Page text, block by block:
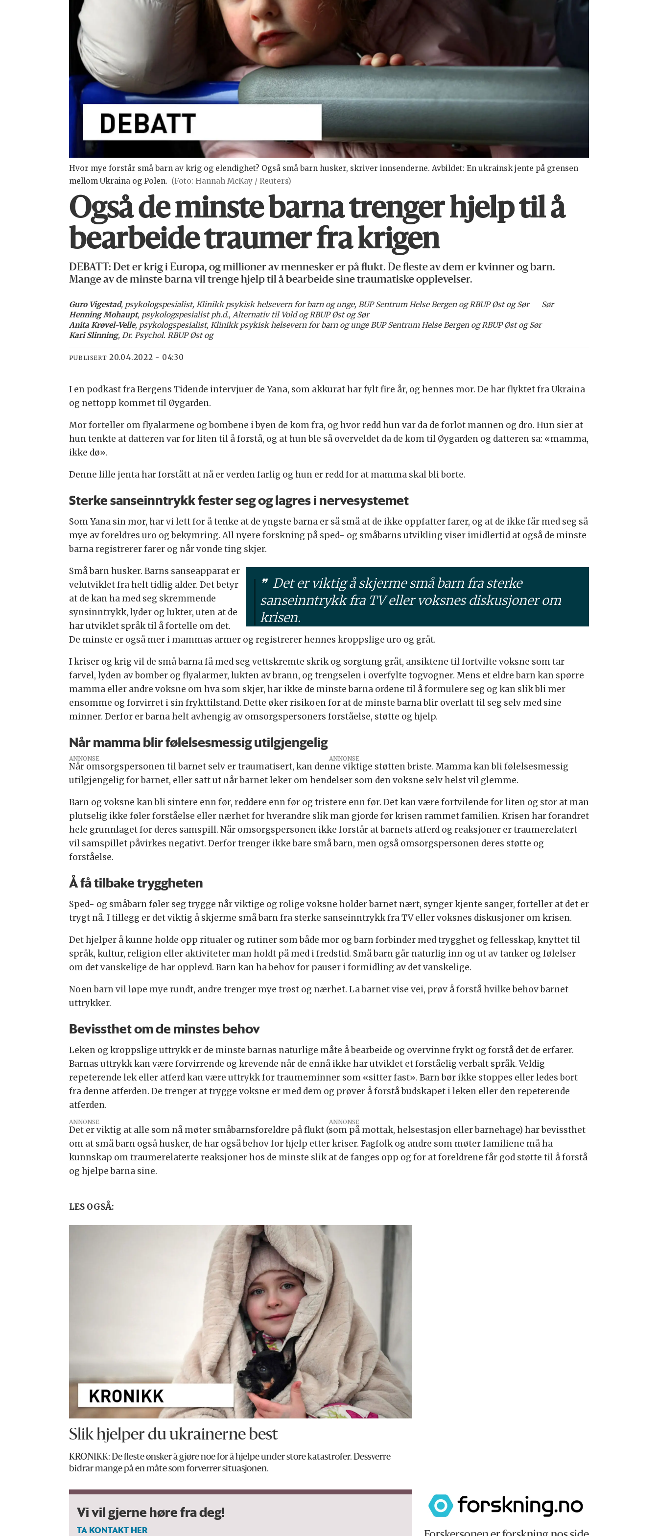
Hvor mye forstår små barn av krig og elendighet? Også små barn husker, skriver innsenderne. Avbildet: En ukrainsk jente på grensen
mellom Ukraina og Polen. (Foto: Hannah McKay / Reuters)
Også de minste barna trenger hjelp til å
bearbeide traumer fra krigen
DEBATT: Det er krig i Europa, og millioner av mennesker er på flukt. De fleste av dem er kvinner og barn.
Mange av de minste barna vil trenge hjelp til å bearbeide sine traumatiske opplevelser.
Guro Vigestad, psykologspesialist, Klinikk psykisk helsevern for barn og unge, BUP Sentrum Helse Bergen og RBUP Øst og Sør
Henning Mohaupt, psykologspesialist ph.d., Alternativ til Vold og RBUP Øst og Sør
Anita Krøvel-Velle, psykologspesialist, Klinikk psykisk helsevern for barn og unge BUP Sentrum Helse Bergen og RBUP Øst og Sør
Kari Slinning, Dr. Psychol. RBUP Øst og
Sør
PUBLISERT 20.04.2022 - 04:30
I en podkast fra Bergens Tidende intervjuer de Yana, som akkurat har fylt fire år, og hennes mor. De har flyktet fra Ukraina
og nettopp kommet til Øygarden.
Mor forteller om flyalarmene og bombene i byen de kom fra, og hvor redd hun var da de forlot mannen og dro. Hun sier at
hun tenkte at datteren var for liten til å forstå, og at hun ble så overveldet da de kom til Øygarden og datteren sa: «mamma,
ikke dø».
Denne lille jenta har forstått at nå er verden farlig og hun er redd for at mamma skal bli borte.
Sterke sanseinntrykk fester seg og lagres i nervesystemet
Som Yana sin mor, har vi lett for å tenke at de yngste barna er så små at de ikke oppfatter farer, og at de ikke får med seg så
mye av foreldres uro og bekymring. All nyere forskning på sped- og småbarns utvikling viser imidlertid at også de minste
barna registrerer farer og når vonde ting skjer.
Det er viktig å skjerme små barn fra sterke
sanseinntrykk fra TV eller voksnes diskusjoner om
krisen.
Små barn husker. Barns sanseapparat er
velutviklet fra helt tidlig alder. Det betyr
at de kan ha med seg skremmende
synsinntrykk, lyder og lukter, uten at de
har utviklet språk til å fortelle om det.
De minste er også mer i mammas armer og registrerer hennes kroppslige uro og gråt.
I kriser og krig vil de små barna få med seg vettskremte skrik og sorgtung gråt, ansiktene til fortvilte voksne som tar
farvel, lyden av bomber og flyalarmer, lukten av brann, og trengselen i overfylte togvogner. Mens et eldre barn kan spørre
mamma eller andre voksne om hva som skjer, har ikke de minste barna ordene til å formulere seg og kan slik bli mer
ensomme og forvirret i sin frykttilstand. Dette øker risikoen for at de minste barna blir overlatt til seg selv med sine
minner. Derfor er barna helt avhengig av omsorgspersoners forståelse, støtte og hjelp.
Når mamma blir følelsesmessig utilgjengelig
ANNONSE
Når omsorgspersonen til barnet selv er traumatisert, kan denne viktige støtten briste. Mamma kan bli følelsesmessig
utilgjengelig for barnet, eller satt ut når barnet leker om hendelser som den voksne selv helst vil glemme.
Barn og voksne kan bli sintere enn før, reddere enn før og tristere enn før. Det kan være fortvilende for liten og stor at man
plutselig ikke føler forståelse eller nærhet for hverandre slik man gjorde før krisen rammet familien. Krisen har forandret
hele grunnlaget for deres samspill. Når omsorgspersonen ikke forstår at barnets atferd og reaksjoner er traumerelatert
vil samspillet påvirkes negativt. Derfor trenger ikke bare små barn, men også omsorgspersonen deres støtte og
forståelse.
Å få tilbake tryggheten
Sped- og småbarn føler seg trygge når viktige og rolige voksne holder barnet nært, synger kjente sanger, forteller at det er
trygt nå. I tillegg er det viktig å skjerme små barn fra sterke sanseinntrykk fra TV eller voksnes diskusjoner om krisen.
Det hjelper å kunne holde opp ritualer og rutiner som både mor og barn forbinder med trygghet og fellesskap, knyttet til
språk, kultur, religion eller aktiviteter man holdt på med i fredstid. Små barn går naturlig inn og ut av tanker og følelser
om det vanskelige de har opplevd. Barn kan ha behov for pauser i formidling av det vanskelige.
Noen barn vil løpe mye rundt, andre trenger mye trøst og nærhet. La barnet vise vei, prøv å forstå hvilke behov barnet
uttrykker.
Bevissthet om de minstes behov
Leken og kroppslige uttrykk er de minste barnas naturlige måte å bearbeide og overvinne frykt og forstå det de erfarer.
Barnas uttrykk kan være forvirrende og krevende når de ennå ikke har utviklet et forståelig verbalt språk. Veldig
repeterende lek eller atferd kan være uttrykk for traumeminner som «sitter fast». Barn bør ikke stoppes eller ledes bort
fra denne atferden. De trenger at trygge voksne er med dem og prøver å forstå budskapet i leken eller den repeterende
atferden.
ANNONSE
Det er viktig at alle som nå møter småbarnsforeldre på flukt (som på mottak, helsestasjon eller barnehage) har bevissthet
om at små barn også husker, de har også behov for hjelp etter kriser. Fagfolk og andre som møter familiene må ha
kunnskap om traumerelaterte reaksjoner hos de minste slik at de fanges opp og for at foreldrene får god støtte til å forstå
og hjelpe barna sine.
LES OGSÅ:
Slik hjelper du ukrainerne best
KRONIKK: De fleste ønsker å gjøre noe for å hjelpe under store katastrofer. Dessverre
bidrar mange på en måte som forverrer situasjonen.
Vi vil gjerne høre fra deg!
TA KONTAKT HER